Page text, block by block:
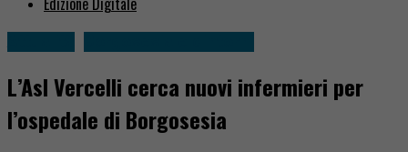
L’Asl Vercelli cerca nuovi infermieri per
l’ospedale di Borgosesia